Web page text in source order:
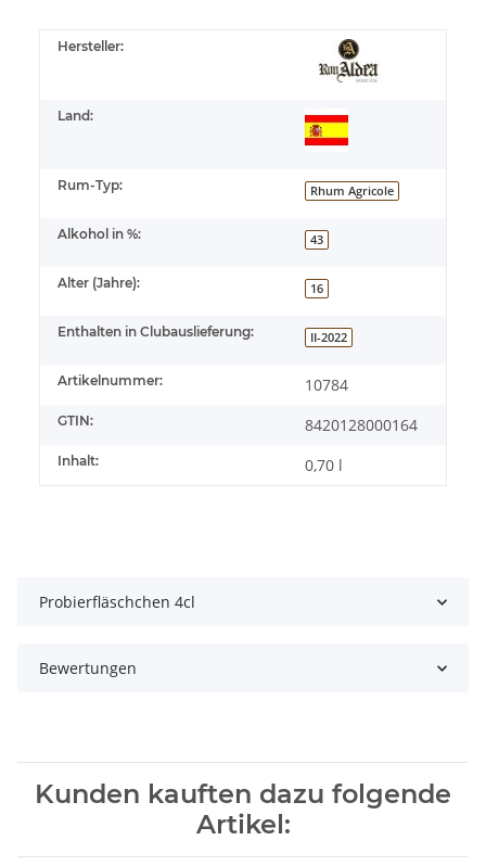
Hersteller:
Land:
Rum-Typ: Rhum Agricole
Alkohol in %: 43
Alter (Jahre): 16
Enthalten in Clubauslieferung: II-2022
Artikelnummer: 10784
GTIN: 8420128000164
Inhalt: 0,70 l
Probierfläschchen 4cl
Bewertungen
Kunden kauften dazu folgende
Artikel: